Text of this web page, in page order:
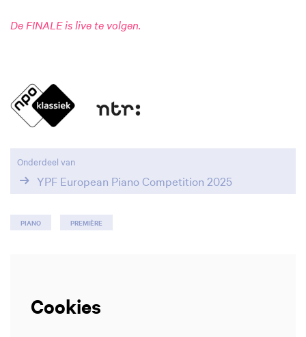
De FINALE is live te volgen.
Onderdeel van
YPF European Piano Competition 2025
PIANO PREMIÈRE
Cookies